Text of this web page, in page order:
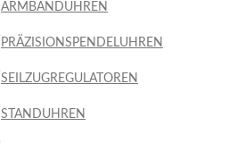
ARMBANDUHREN
PRÄZISIONSPENDELUHREN
SEILZUGREGULATOREN
STANDUHREN